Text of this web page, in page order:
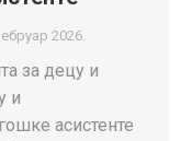
2026.
за децу и
и
асистенте